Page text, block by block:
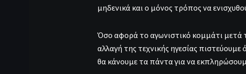
μηδενικά και ο μόνος τρόπος να
Όσο αφορά το αγωνιστικό κομμάτι μετά
αλλαγή της τεχνικής ηγεσίας
θα κάνουμε τα πάντα για να